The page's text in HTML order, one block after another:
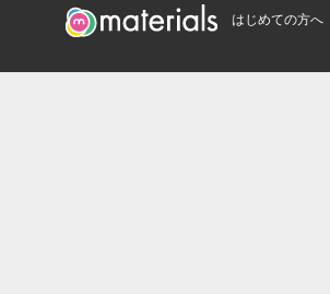
はじめての方へ